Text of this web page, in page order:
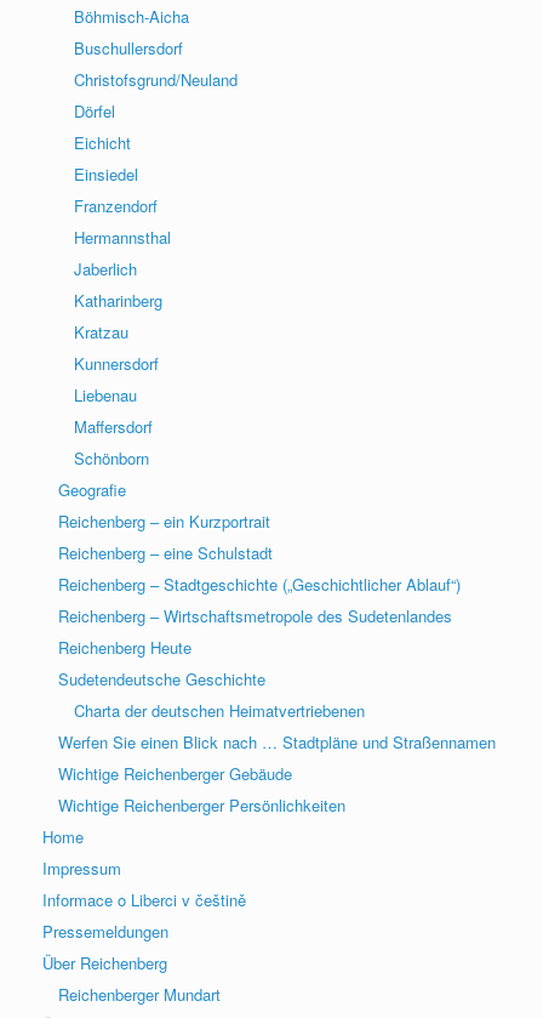
Böhmisch-Aicha
Buschullersdorf
Christofsgrund/Neuland
Dörfel
Eichicht
Einsiedel
Franzendorf
Hermannsthal
Jaberlich
Katharinberg
Kratzau
Kunnersdorf
Liebenau
Maffersdorf
Schönborn
Geografie
Reichenberg – ein Kurzportrait
Reichenberg – eine Schulstadt
Reichenberg – Stadtgeschichte („Geschichtlicher Ablauf“)
Reichenberg – Wirtschaftsmetropole des Sudetenlandes
Reichenberg Heute
Sudetendeutsche Geschichte
Charta der deutschen Heimatvertriebenen
Werfen Sie einen Blick nach … Stadtpläne und Straßennamen
Wichtige Reichenberger Gebäude
Wichtige Reichenberger Persönlichkeiten
Home
Impressum
Informace o Liberci v češtině
Pressemeldungen
Über Reichenberg
Reichenberger Mundart